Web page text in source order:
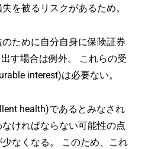
を被るリスクがあるため。
ために自分自身に保険証券
す場合は例外。 これらの受
interest)は必要ない。
health)であるとみなされ
ければならない可能性の点
なくなる。 このため、これ